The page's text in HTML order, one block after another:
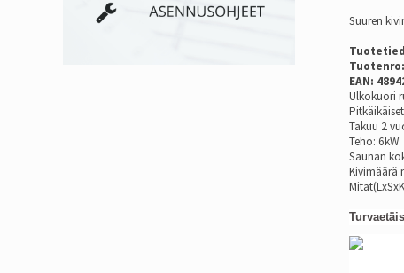
Suuren
Tuotenro:
EAN:
Ulkokuori
Takuu 2
Teho: 6kW
Saunan
Kivimäärä